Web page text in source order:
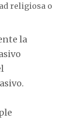
religiosa o
la